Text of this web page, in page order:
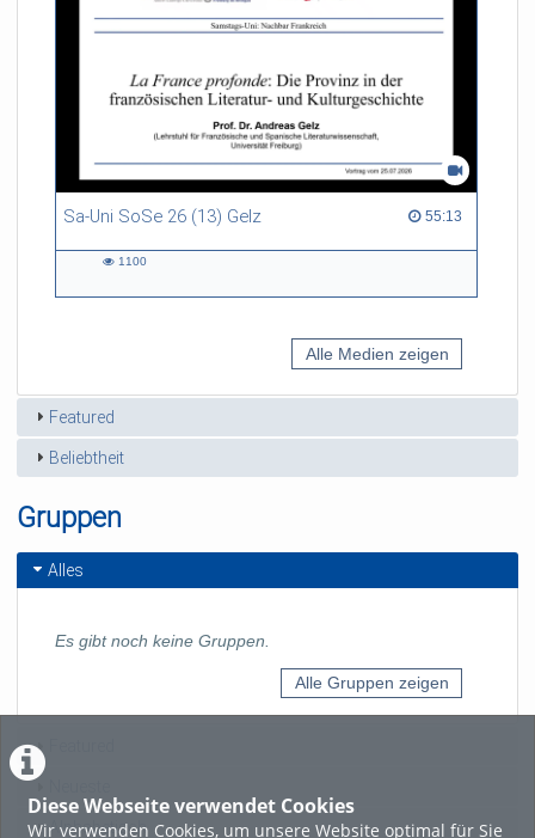
Diese Webseite verwendet Cookies
Wir verwenden Cookies, um unsere Website optimal für Sie
Sa-Uni SoSe 26 (13) Gelz 55:13
55:13 duration
1100
Alle Medien zeigen
Featured
Beliebtheit
Gruppen
Alles
Es gibt noch keine Gruppen.
Alle Gruppen zeigen
Alphabetisch